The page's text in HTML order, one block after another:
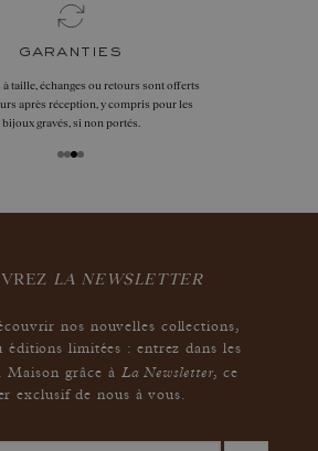
garanties
à taille, échanges ou retours sont offerts
après réception, y compris pour les
bijoux gravés, si non portés.
LA NEWSLETTER
nos nouvelles collections,
éditions limitées : entrez dans les
Maison grâce à La Newsletter,ce
exclusif de nous à vous.